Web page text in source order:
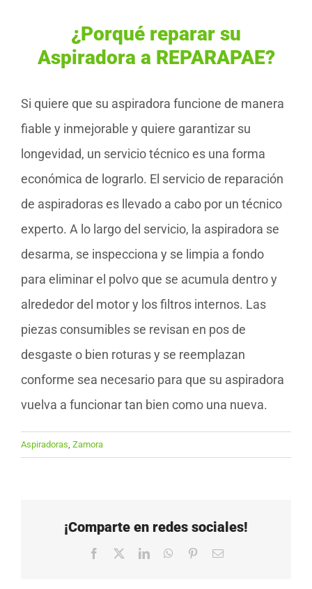
¿Porqué reparar su
Aspiradora a REPARAPAE?
Si quiere que su aspiradora funcione de manera
fiable y inmejorable y quiere garantizar su
longevidad, un servicio técnico es una forma
económica de lograrlo. El servicio de reparación
de aspiradoras es llevado a cabo por un técnico
experto. A lo largo del servicio, la aspiradora se
desarma, se inspecciona y se limpia a fondo
para eliminar el polvo que se acumula dentro y
alrededor del motor y los filtros internos. Las
piezas consumibles se revisan en pos de
desgaste o bien roturas y se reemplazan
conforme sea necesario para que su aspiradora
vuelva a funcionar tan bien como una nueva.
Aspiradoras, Zamora
¡Comparte en redes sociales!
Facebook LinkedInWhatsApp
PinterestCorreo